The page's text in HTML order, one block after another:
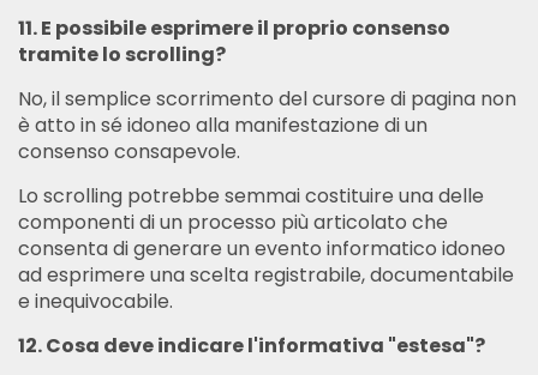
11. E possibile esprimere il proprio consenso
tramite lo scrolling?
No, il semplice scorrimento del cursore di pagina non
è atto in sé idoneo alla manifestazione di un
consenso consapevole.
Lo scrolling potrebbe semmai costituire una delle
componenti di un processo più articolato che
consenta di generare un evento informatico idoneo
ad esprimere una scelta registrabile, documentabile
e inequivocabile.
12. Cosa deve indicare l'informativa "estesa"?